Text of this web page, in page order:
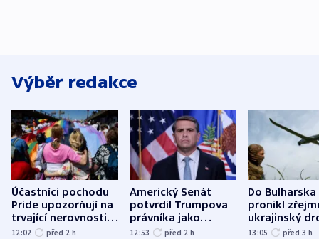
Výběr redakce
Účastníci pochodu
Pride upozorňují na
trvající nerovnosti i
společenskou
12:02 před 2 h
Americký Senát
potvrdil Trumpova
právníka jako
ministra
12:53 před 2 h
Do Bulharska
pronikl
ukrajinský
explodoval
13:05 před 3 h